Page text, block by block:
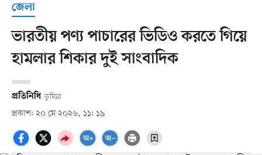
জেলা
ভারতীয় পণ্য পাচারের ভিডিও করতে গিয়ে
হামলার শিকার দুই সাংবাদিক
প্রতিনিধি কুমিল্লা
প্রকাশ: ২০ মে ২০২৬, ১১: ১৯